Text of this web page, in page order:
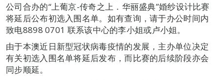
公司合办的“上葡京-传奇之上．华丽盛典”婚纱设计比赛
将延后公布初选入围名单。如有查询，请于办公时间内
致电8898 0701 联系该中心的李小姐或卢小姐。
由于本澳近日新型冠状病毒疫情的发展，主办单位决定
有关初选入围名单将延后发布，而比赛的后续阶段亦会
同步顺延。